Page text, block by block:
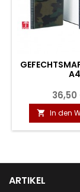
A4
36,50
 In den
ARTIKEL